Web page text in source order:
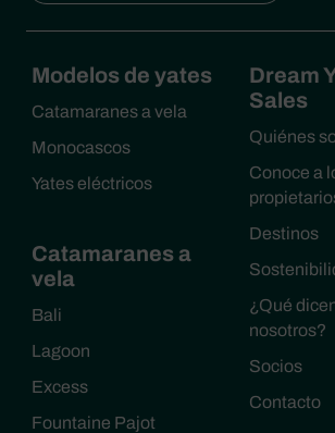
Modelos de yates
Catamaranes a vela
Monocascos
Yates eléctricos
Catamaranes a
vela
Bali
Lagoon
Excess
Fountaine Pajot
Dream
Sales
Quiénes
Conoce a
Destinos
¿Qué
nosotros?
Socios
Contacto